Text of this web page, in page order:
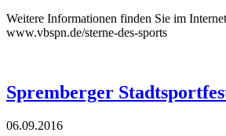
Weitere Informationen finden Sie im
www.vbspn.de/sterne-des-sports
Spremberger
06.09.2016